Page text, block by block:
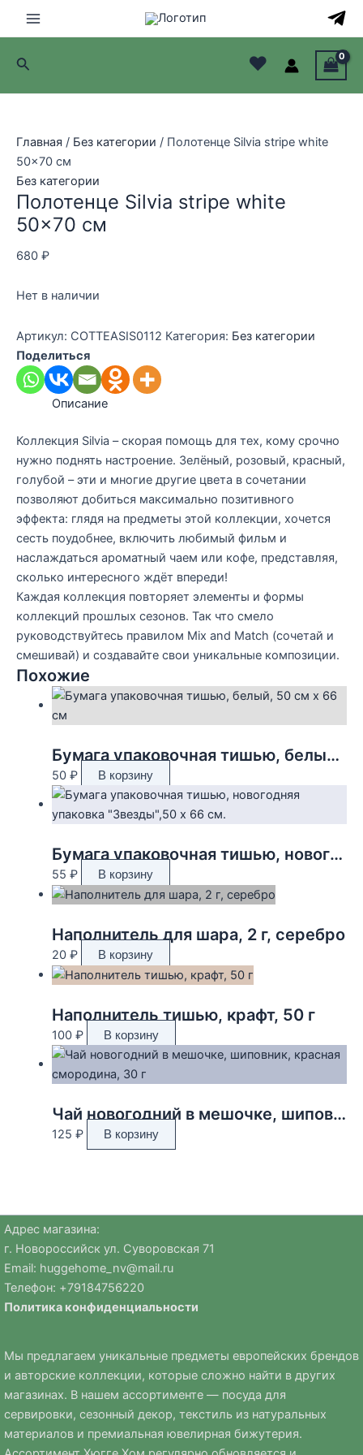
Main
Menu
Поиск ♥
Главная / Без категории / Полотенце Silvia stripe white
50×70 см
Без категории
Полотенце Silvia stripe white
50×70 см
680 ₽
Нет в наличии
Артикул: COTTEASIS0112 Категория: Без категории
Поделиться
Описание
Коллекция Silvia – скорая помощь для тех, кому срочно
нужно поднять настроение. Зелёный, розовый, красный,
голубой – эти и многие другие цвета в сочетании
позволяют добиться максимально позитивного
эффекта: глядя на предметы этой коллекции, хочется
сесть поудобнее, включить любимый фильм и
наслаждаться ароматный чаем или кофе, представляя,
сколько интересного ждёт впереди!
Каждая коллекция повторяет элементы и формы
коллекций прошлых сезонов. Так что смело
руководствуйтесь правилом Mix and Match (сочетай и
смешивай) и создавайте свои уникальные композиции.
Похожие
Бумага упаковочная тишью, белый, 50 см х 66 см
50 ₽ В корзину
Бумага упаковочная тишью, новогодняя упаковка «Звезды»,50 х 66 см.
55 ₽ В корзину
Наполнитель для шара, 2 г, серебро
20 ₽ В корзину
Наполнитель тишью, крафт, 50 г
100 ₽ В корзину
Чай новогодний в мешочке, шиповник, красная смородина, 30 г
125 ₽ В корзину
Адрес магазина:
г. Новороссийск ул. Суворовская 71
Email: huggehome_nv@mail.ru
Телефон: +79184756220
Политика конфиденциальности
Мы предлагаем уникальные предметы европейских брендов
и авторские коллекции, которые сложно найти в других
магазинах. В нашем ассортименте — посуда для
сервировки, сезонный декор, текстиль из натуральных
материалов и премиальная ювелирная бижутерия.